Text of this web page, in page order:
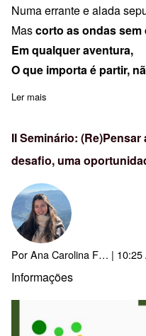
Numa errante e alada
Mascorto as ondas sem
Em qualquer aventura,
O que importa é partir,
Ler mais
II Seminário:
desafio, uma
PorAna Carolina F… |
Informações